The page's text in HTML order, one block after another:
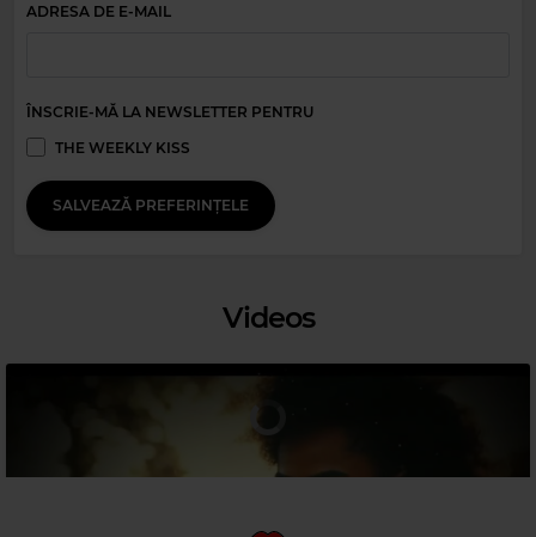
FAITH NO MORE–EASY
ADRESA DE E-MAIL
ÎNSCRIE-MĂ LA NEWSLETTER PENTRU
THE WEEKLY KISS
SALVEAZĂ PREFERINȚELE
Videos